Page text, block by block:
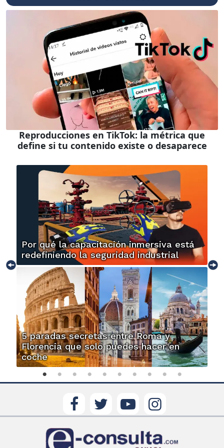
Reproducciones en TikTok: la métrica que
define si tu contenido existe o desaparece
Por qué la capacitación inmersiva está
redefiniendo la seguridad industrial
5 paradas secretas entre Roma y
Florencia que solo puedes hacer en
coche